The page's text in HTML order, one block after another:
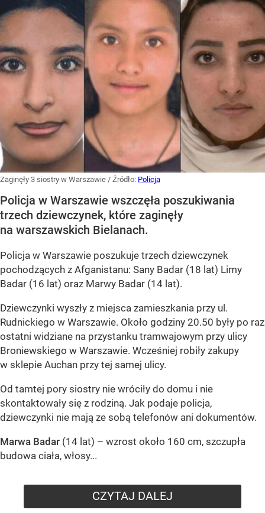
Zaginęły 3 siostry w Warszawie / Źródło: Policja
Policja w Warszawie wszczęła poszukiwania
trzech dziewczynek, które zaginęły
na warszawskich Bielanach.
Policja w Warszawie poszukuje trzech dziewczynek
pochodzących z Afganistanu: Sany Badar (18 lat) Limy
Badar (16 lat) oraz Marwy Badar (14 lat).
Dziewczynki wyszły z miejsca zamieszkania przy ul.
Rudnickiego w Warszawie. Około godziny 20.50 były po raz
ostatni widziane na przystanku tramwajowym przy ulicy
Broniewskiego w Warszawie. Wcześniej robiły zakupy
w sklepie Auchan przy tej samej ulicy.
Od tamtej pory siostry nie wróciły do domu i nie
skontaktowały się z rodziną. Jak podaje policja,
dziewczynki nie mają ze sobą telefonów ani dokumentów.
Marwa Badar (14 lat) – wzrost około 160 cm, szczupła
budowa ciała, włosy...
CZYTAJ DALEJ